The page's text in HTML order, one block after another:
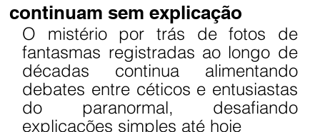
continuam sem explicação
O mistério por trás de fotos de
fantasmas registradas ao longo de
décadas continua alimentando
debates entre céticos e entusiastas
do paranormal, desafiando
explicações simples até hoje